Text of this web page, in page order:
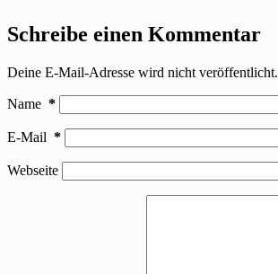
Schreibe einen Kommentar
Deine E-Mail-Adresse wird nicht veröffentlicht.
Name *
E-Mail *
Webseite